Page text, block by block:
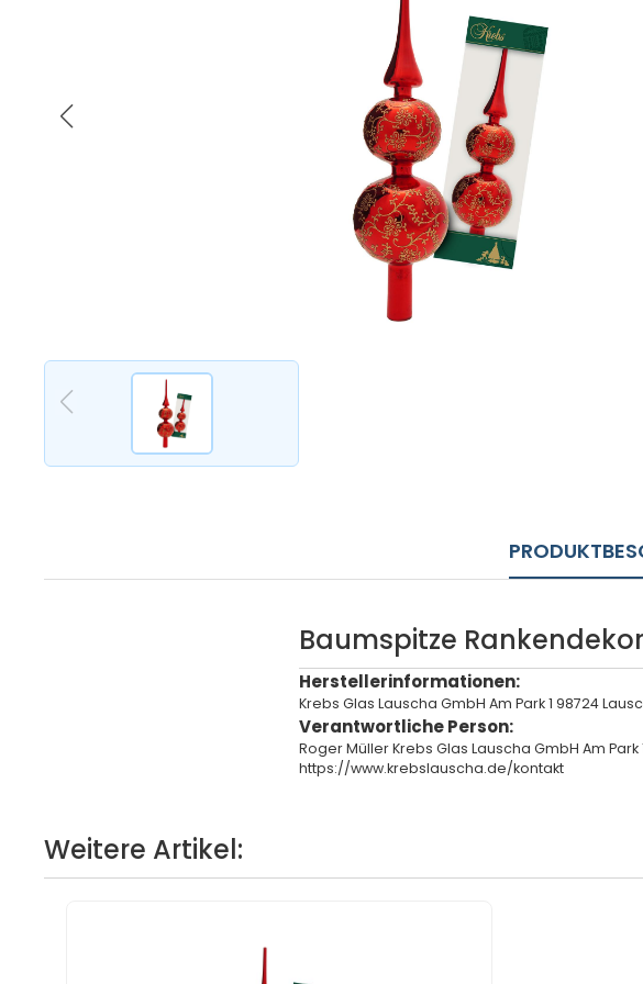
Baumspitze
Herstellerinformationen:
Krebs Glas Lauscha GmbH Am Park 1 98724
Verantwortliche Person:
Roger Müller Krebs Glas Lauscha GmbH Am
https://www.krebslauscha.de/kontakt
Weitere Artikel: